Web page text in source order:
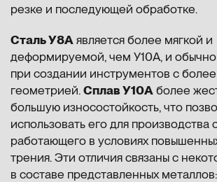
резке и последующей обработке.
Сталь У8А является более мягкой и
деформируемой, чем У10А, и
при создании инструментов с
геометрией. Сплав У10А более
большую износостойкость, что
использовать его для производства
работающего в условиях
трения. Эти отличия связаны с
в составе представленных металлов: